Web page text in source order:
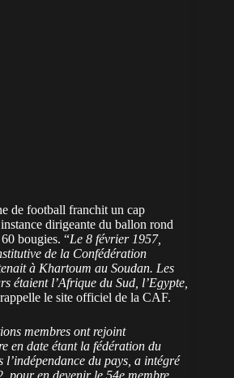
de football franchit un cap
dirigeante du ballon rond
bougies. “Le 8 février 1957,
de la Confédération
à Khartoum au Soudan. Les
étaient l’Afrique du Sud, l’Egypte,
le site officiel de la CAF.
membres ont rejoint
en date étant la fédération du
l’indépendance du pays, a intégré